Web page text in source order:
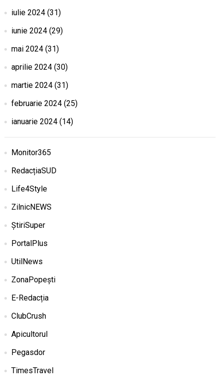
iulie 2024(31)
iunie 2024(29)
mai 2024(31)
aprilie 2024(30)
martie 2024(31)
februarie 2024(25)
ianuarie 2024(14)
Monitor365
RedacțiaSUD
Life4Style
ZilnicNEWS
ȘtiriSuper
PortalPlus
UtilNews
ZonaPopești
E-Redacția
ClubCrush
Apicultorul
Pegasdor
TimesTravel